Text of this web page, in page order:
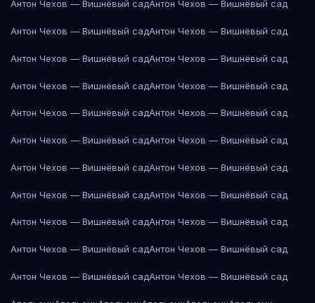
Антон Чехов — Вишнёвый садАнтон Чехов — Вишнёвый сад
Антон Чехов — Вишнёвый садАнтон Чехов — Вишнёвый сад
Антон Чехов — Вишнёвый садАнтон Чехов — Вишнёвый сад
Антон Чехов — Вишнёвый садАнтон Чехов — Вишнёвый сад
Антон Чехов — Вишнёвый садАнтон Чехов — Вишнёвый сад
Антон Чехов — Вишнёвый садАнтон Чехов — Вишнёвый сад
Антон Чехов — Вишнёвый садАнтон Чехов — Вишнёвый сад
Антон Чехов — Вишнёвый садАнтон Чехов — Вишнёвый сад
Антон Чехов — Вишнёвый садАнтон Чехов — Вишнёвый сад
Антон Чехов — Вишнёвый садАнтон Чехов — Вишнёвый сад
Антон Чехов — Вишнёвый садАнтон Чехов — Вишнёвый сад